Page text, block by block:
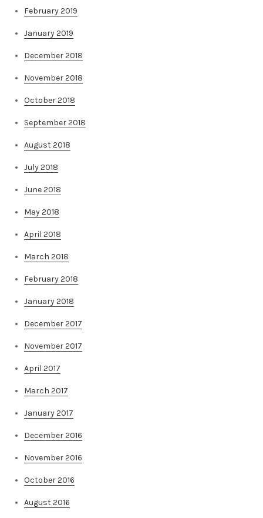
February 2019
January 2019
December 2018
November 2018
October 2018
September 2018
August 2018
July 2018
June 2018
May 2018
April 2018
March 2018
February 2018
January 2018
December 2017
November 2017
April 2017
March 2017
January 2017
December 2016
November 2016
October 2016
August 2016